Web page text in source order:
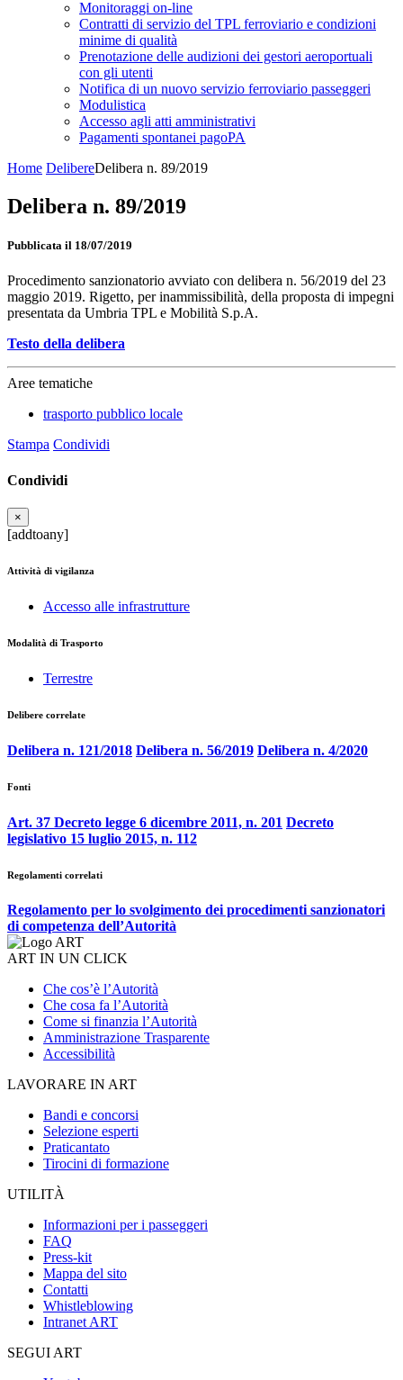
Monitoraggi on-line
Contratti di servizio del TPL ferroviario e condizioni
minime di qualità
Prenotazione delle audizioni dei gestori aeroportuali
con gli utenti
Notifica di un nuovo servizio ferroviario passeggeri
Modulistica
Accesso agli atti amministrativi
Pagamenti spontanei pagoPA
Home DelibereDelibera n. 89/2019
Delibera n. 89/2019
Pubblicata il 18/07/2019
Procedimento sanzionatorio avviato con delibera n. 56/2019 del 23
maggio 2019. Rigetto, per inammissibilità, della proposta di impegni
presentata da Umbria TPL e Mobilità S.p.A.
Testo della delibera
Aree tematiche
trasporto pubblico locale
Stampa Condividi
Condividi
×
[addtoany]
Attività di vigilanza
Accesso alle infrastrutture
Modalità di Trasporto
Terrestre
Delibere correlate
Delibera n. 121/2018 Delibera n. 56/2019 Delibera n. 4/2020
Fonti
Art. 37 Decreto legge 6 dicembre 2011, n. 201 Decreto
legislativo 15 luglio 2015, n. 112
Regolamenti correlati
Regolamento per lo svolgimento dei procedimenti sanzionatori
di competenza dell’Autorità
ART IN UN CLICK
Che cos’è l’Autorità
Che cosa fa l’Autorità
Come si finanzia l’Autorità
Amministrazione Trasparente
Accessibilità
LAVORARE IN ART
Bandi e concorsi
Selezione esperti
Praticantato
Tirocini di formazione
UTILITÀ
Informazioni per i passeggeri
FAQ
Press-kit
Mappa del sito
Contatti
Whistleblowing
Intranet ART
SEGUI ART